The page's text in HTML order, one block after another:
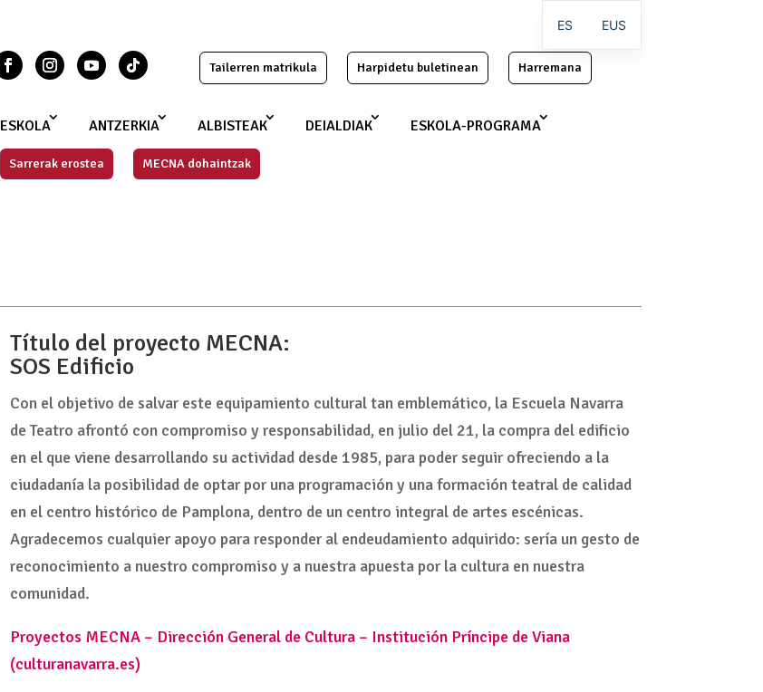
Tailerren matrikula Harpidetu buletinean Harremana
ESKOLA ANTZERKIA ALBISTEAK DEIALDIAK ESKOLA-PROGRAMA
Sarrerak erostea MECNA dohaintzak
Título del proyecto MECNA:
SOS Edificio
Con el objetivo de salvar este equipamiento cultural tan emblemático, la Escuela Navarra
de Teatro afrontó con compromiso y responsabilidad, en julio del 21, la compra del edificio
en el que viene desarrollando su actividad desde 1985, para poder seguir ofreciendo a la
ciudadanía la posibilidad de optar por una programación y una formación teatral de calidad
en el centro histórico de Pamplona, dentro de un centro integral de artes escénicas.
Agradecemos cualquier apoyo para responder al endeudamiento adquirido: sería un gesto de
reconocimiento a nuestro compromiso y a nuestra apuesta por la cultura en nuestra
comunidad.
Proyectos MECNA – Dirección General de Cultura – Institución Príncipe de Viana
(culturanavarra.es)
ES EUS